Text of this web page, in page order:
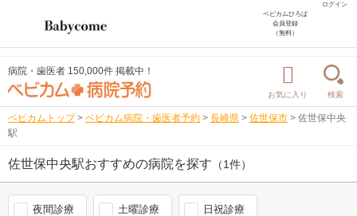
ログイン
ベビカムひろば
会員登録
（無料）
病院・歯医者 150,000件 掲載中！
お気に入り 検索
ベビカムトップ > ベビカム病院・歯医者予約 > 長崎県 > 佐世保市 > 佐世保中央
駅
佐世保中央駅おすすめの病院を探す （1件）
夜間診療 土曜診療 日祝診療